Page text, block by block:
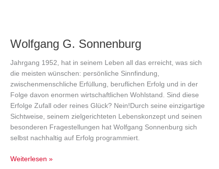
Wolfgang G. Sonnenburg
Jahrgang 1952, hat in seinem Leben all das erreicht, was sich
die meisten wünschen: persönliche Sinnfindung,
zwischenmenschliche Erfüllung, beruflichen Erfolg und in der
Folge davon enormen wirtschaftlichen Wohlstand. Sind diese
Erfolge Zufall oder reines Glück? Nein!Durch seine einzigartige
Sichtweise, seinem zielgerichteten Lebenskonzept und seinen
besonderen Fragestellungen hat Wolfgang Sonnenburg sich
selbst nachhaltig auf Erfolg programmiert.
Weiterlesen »